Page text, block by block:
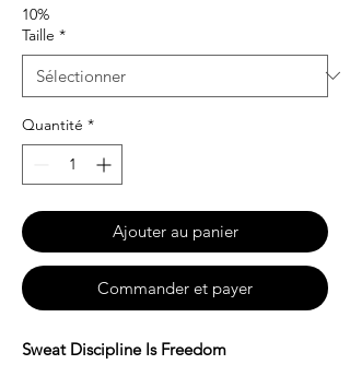
10%
Taille *
Quantité *
Ajouter au panier
Commander et payer
Sweat Discipline Is Freedom